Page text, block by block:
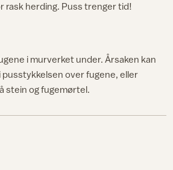
rask herding. Puss trenger tid!
i murverket under. Årsaken kan
over fugene, eller
stein og fugemørtel.